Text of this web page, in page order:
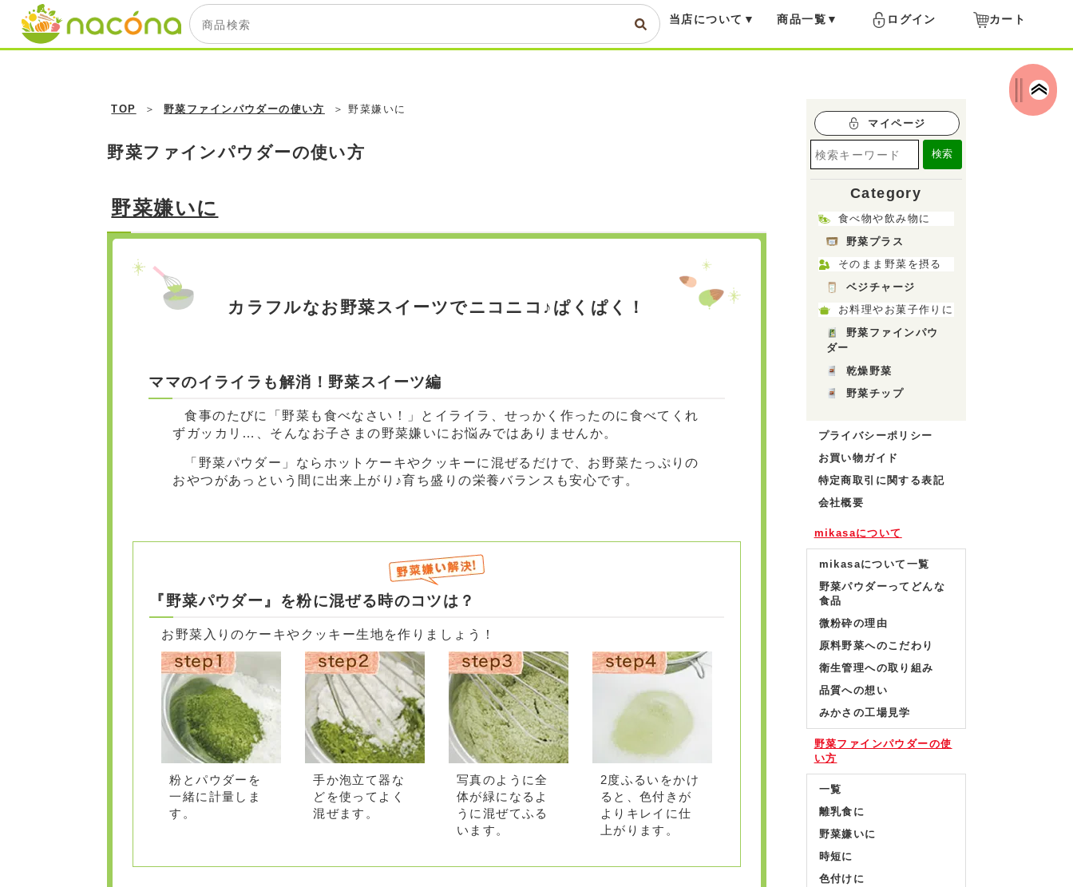
当店について 商品一覧 ログイン カート
TOP 野菜ファインパウダーの使い方 野菜嫌いに
野菜ファインパウダーの使い方
野菜嫌いに
カラフルなお野菜スイーツでニコニコ♪ぱくぱく！
ママのイライラも解消！野菜スイーツ編
食事のたびに「野菜も食べなさい！」とイライラ、せっかく作ったのに食べてくれ
ずガッカリ…、そんなお子さまの野菜嫌いにお悩みではありませんか。
「野菜パウダー」ならホットケーキやクッキーに混ぜるだけで、お野菜たっぷりの
おやつがあっという間に出来上がり♪育ち盛りの栄養バランスも安心です。
『野菜パウダー』を粉に混ぜる時のコツは？
お野菜入りのケーキやクッキー生地を作りましょう！
粉とパウダーを
一緒に計量しま
す。
手か泡立て器な
どを使ってよく
混ぜます。
写真のように全
体が緑になるよ
うに混ぜてふる
います。
2度ふるいをかけ
ると、色付きが
よりキレイに仕
上がります。
マイページ
検索
Category
食べ物や飲み物に
野菜プラス
そのまま野菜を摂る
ベジチャージ
お料理やお菓子作りに
野菜ファインパウ
ダー
乾燥野菜
野菜チップ
プライバシーポリシー
お買い物ガイド
特定商取引に関する表記
会社概要
mikasaについて
mikasaについて一覧
野菜パウダーってどんな
食品
微粉砕の理由
原料野菜へのこだわり
衛生管理への取り組み
品質への想い
みかさの工場見学
野菜ファインパウダーの使
い方
一覧
離乳食に
野菜嫌いに
時短に
色付けに